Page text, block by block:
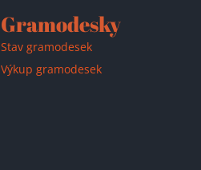
Gramodesky
Stav gramodesek
Výkup gramodesek